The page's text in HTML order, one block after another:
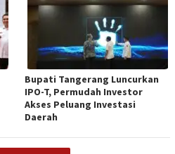
Bupati Tangerang Luncurkan
IPO-T, Permudah Investor
Akses Peluang Investasi
Daerah